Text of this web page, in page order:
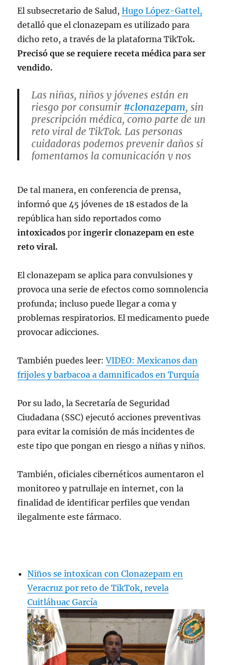
El subsecretario de Salud,Hugo López-Gattel,
detalló que el clonazepam es utilizado para
dicho reto, a través de la plataforma TikTok.
Precisó que se requiere receta médica para ser
vendido.
Las niñas, niños y jóvenes están en
riesgo por consumir #clonazepam, sin
prescripción médica, como parte de un
reto viral de TikTok. Las personas
cuidadoras podemos prevenir daños si
fomentamos la comunicación y nos
pic.twitter.com/SWpw6ojkaN
— Hugo López-Gatell Ramírez
(@HLGatell)February 14, 2023
De tal manera, en conferencia de prensa,
informó que 45 jóvenes de 18 estados de la
república han sido reportados como
intoxicadosporingerir clonazepam en este
reto viral.
El clonazepam se aplica para convulsiones y
provoca una serie de efectos como somnolencia
profunda; incluso puede llegar a coma y
problemas respiratorios. El medicamento puede
provocar adicciones.
También puedes leer:VIDEO: Mexicanos dan
frijoles y barbacoa a damnificados en Turquía
Por su lado, la Secretaría de Seguridad
Ciudadana (SSC) ejecutó acciones preventivas
para evitar la comisión de más incidentes de
este tipo que pongan en riesgo a niñas y niños.
También, oficiales cibernéticos aumentaron el
monitoreo y patrullaje en internet, con la
finalidad de identificar perfiles que vendan
ilegalmente este fármaco.
Niños se intoxican con Clonazepam en
Veracruz por reto de TikTok, revela
Cuitláhuac García